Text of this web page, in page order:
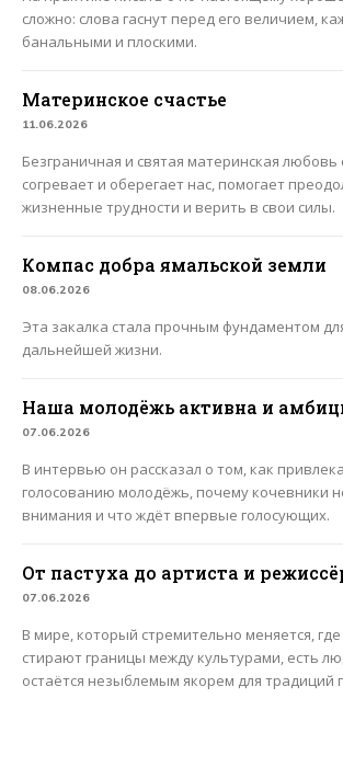
сложно: слова гаснут перед его величием,
банальными и плоскими.
Материнское счастье
11.06.2026
Безграничная и святая материнская любовь
согревает и оберегает нас, помогает
жизненные трудности и верить в свои силы.
Компас добра ямальской земли
08.06.2026
Эта закалка стала прочным фундаментом
дальнейшей жизни.
Наша молодёжь активна и
07.06.2026
В интервью он рассказал о том, как
голосованию молодёжь, почему кочевники
внимания и что ждёт впервые голосующих.
От пастуха до артиста и
07.06.2026
В мире, который стремительно меняется,
стирают границы между культурами, есть
остаётся незыблемым якорем для традиций